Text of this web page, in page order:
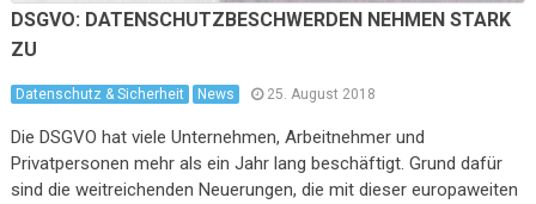
DSGVO: DATENSCHUTZBESCHWERDEN NEHMEN STARK
ZU
Datenschutz & Sicherheit News 25. August 2018
Die DSGVO hat viele Unternehmen, Arbeitnehmer und
Privatpersonen mehr als ein Jahr lang beschäftigt. Grund dafür
sind die weitreichenden Neuerungen, die mit dieser europaweiten